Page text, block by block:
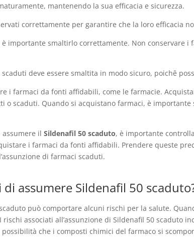
mantenendo la sua efficacia e sicurezza.
correttamente per garantire che la loro efficacia
è importante smaltirlo correttamente. Non conservare
deve essere smaltita in modo sicuro, poichê
i farmaci da fonti affidabili, come le farmacie.
o scaduti. Quando si acquistano farmaci, è
assumere ilSildenafil 50 scaduto, è importante
i farmaci da fonti affidabili. Prendere queste
di farmaci scaduti.
assumere Sildenafil 50
può comportare alcuni rischi per la salute.
associati all’assunzione di Sildenafil 50 scaduto
possibilità che i composti chimici del farmaco si